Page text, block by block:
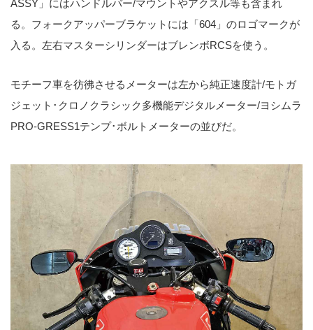
ASSY」にはハンドルバー/マウントやアクスル等も含まれ
る。フォークアッパーブラケットには「604」のロゴマークが
入る。左右マスターシリンダーはブレンボRCSを使う。
モチーフ車を彷彿させるメーターは左から純正速度計/モトガ
ジェット･クロノクラシック多機能デジタルメーター/ヨシムラ
PRO-GRESS1テンプ･ボルトメーターの並びだ。